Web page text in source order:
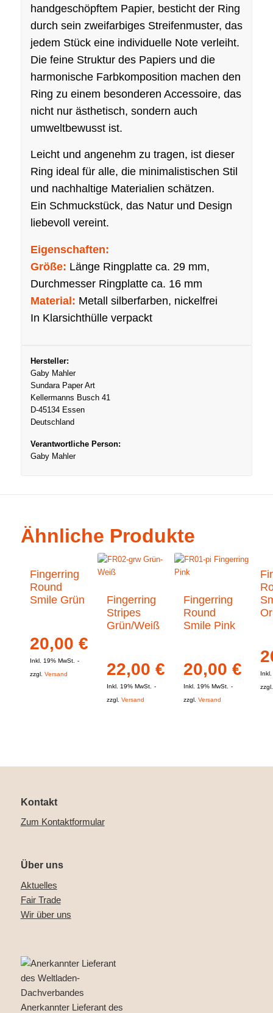
handgeschöpftem Papier, besticht der Ring
durch sein zweifarbiges Streifenmuster, das
jedem Stück eine individuelle Note verleiht.
Die feine Struktur des Papiers und die
harmonische Farbkomposition machen den
Ring zu einem besonderen Accessoire, das
nicht nur ästhetisch, sondern auch
umweltbewusst ist.
Leicht und angenehm zu tragen, ist dieser
Ring ideal für alle, die minimalistischen Stil
und nachhaltige Materialien schätzen.
Ein Schmuckstück, das Natur und Design
liebevoll vereint.
Eigenschaften:
Größe: Länge Ringplatte ca. 29 mm,
Durchmesser Ringplatte ca. 16 mm
Material: Metall silberfarben, nickelfrei
In Klarsichthülle verpackt
Hersteller:
Gaby Mahler
Sundara Paper Art
Kellermanns Busch 41
D-45134 Essen
Deutschland
Verantwortliche Person:
Gaby Mahler
Ähnliche Produkte
Fingerring
Round
Smile Grün
20,00 €
Inkl. 19% MwSt.
zzgl. Versand
Fingerring
Stripes
Grün/Weiß
22,00 €
Inkl. 19% MwSt.
zzgl. Versand
Fingerring
Round
Smile Pink
20,00 €
Inkl. 19% MwSt.
zzgl. Versand
Kontakt
Zum Kontaktformular
Über uns
Aktuelles
Fair Trade
Wir über uns
Anerkannter Lieferant des